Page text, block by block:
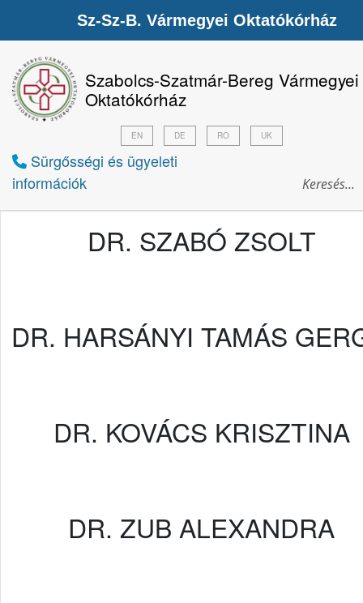
Szabolcs-Szatmár-Bereg Vármegyei
Oktatókórház
Sürgősségi és ügyeleti
információk
EN DE RO UK
DR. SZABÓ ZSOLT
DR. HARSÁNYI TAMÁS
DR. KOVÁCS KRISZTINA
DR. ZUB ALEXANDRA
Sz-Sz-B. Vármegyei Oktatókórház